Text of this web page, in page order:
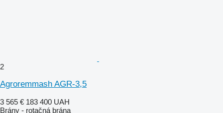
2
Agroremmash AGR-3,5
3 565 € 183 400 UAH
Brány - rotačná brána